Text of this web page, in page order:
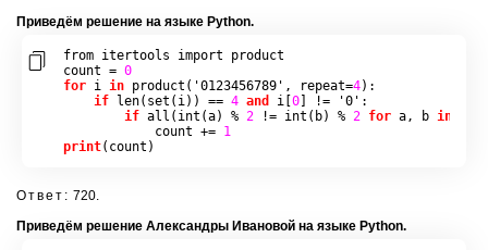
При­ведём ре­ше­ние на языке Python.
from itertools import product
count = 0
for i in product ( '0123456789' , repeat=4):
if len( set ( i )) == 4 and i [0] != '0' :
if all ( int (a) % 2 != int ( b) % 2 for a , b in
            count
+= 1
print( count )
Ответ: 720.
При­ведём ре­ше­ние Алек­сан­дры Ива­но­вой на языке Python.